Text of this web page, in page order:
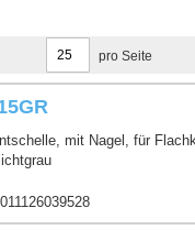
pro Seite
mit Nagel, für